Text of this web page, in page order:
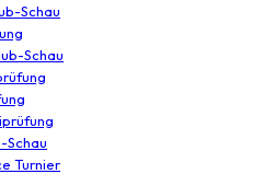
Schau
Schau
Schau
Turnier